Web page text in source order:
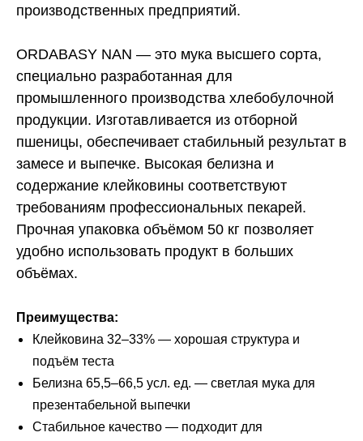
производственных предприятий.
ORDABASY NAN — это мука высшего сорта,
специально разработанная для
промышленного производства хлебобулочной
продукции. Изготавливается из отборной
пшеницы, обеспечивает стабильный результат в
замесе и выпечке. Высокая белизна и
содержание клейковины соответствуют
требованиям профессиональных пекарей.
Прочная упаковка объёмом 50 кг позволяет
удобно использовать продукт в больших
объёмах.
Преимущества:
Клейковина 32–33% — хорошая структура и
подъём теста
Белизна 65,5–66,5 усл. ед. — светлая мука для
презентабельной выпечки
Стабильное качество — подходит для